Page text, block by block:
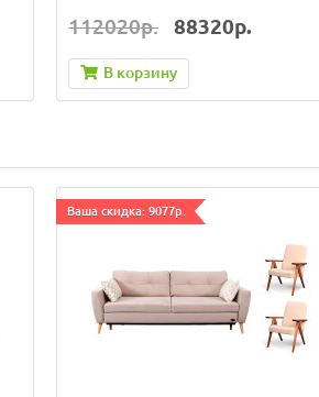
112020р. 88320р.
В корзину
Ваша скидка: 9077р.